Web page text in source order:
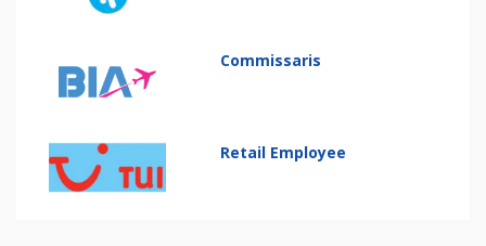
Commissaris
Retail Employee